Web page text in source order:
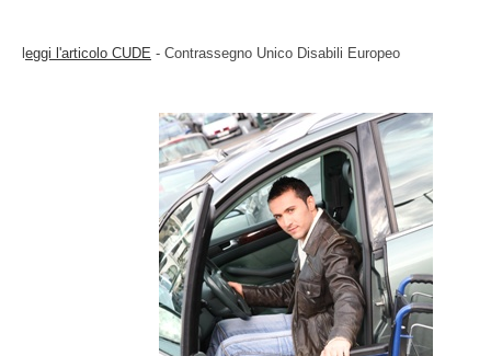
leggi l'articolo CUDE - Contrassegno Unico Disabili Europeo